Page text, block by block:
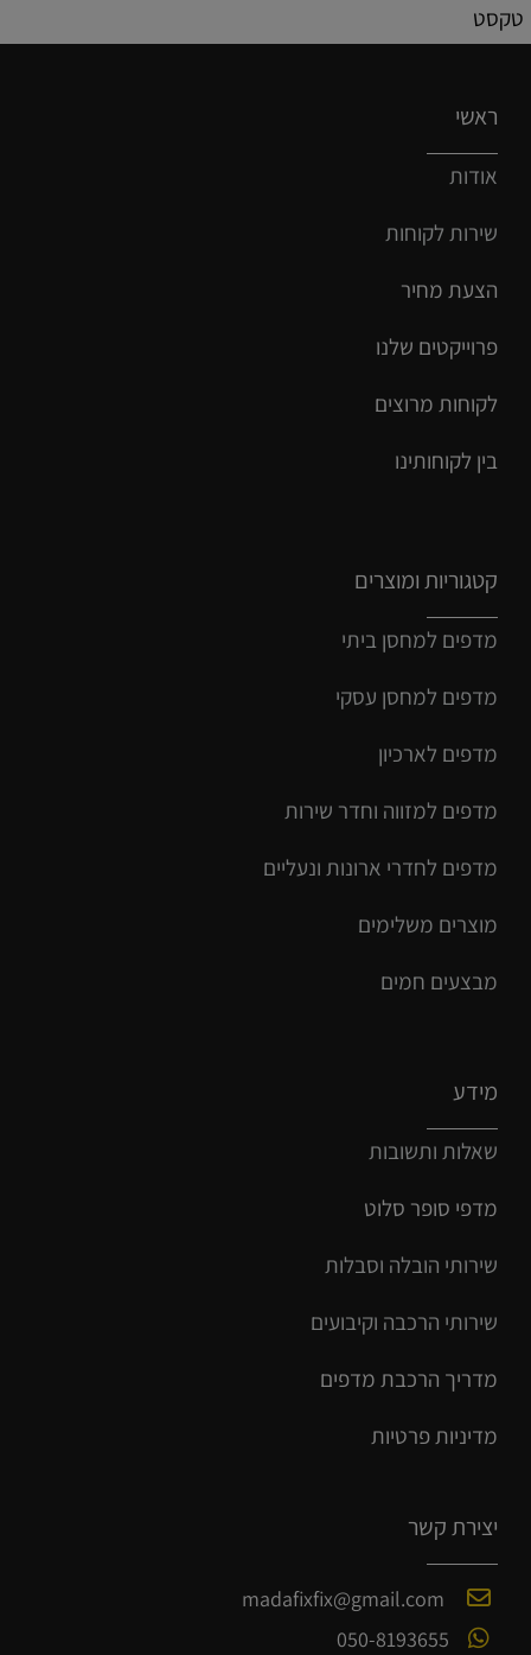
טקסט
ראשי
אודות
שירות לקוחות
הצעת מחיר
פרוייקטים שלנו
לקוחות מרוצים
בין לקוחותינו
קטגוריות ומוצרים
מדפים למחסן ביתי
מדפים למחסן עסקי
מדפים לארכיון
מדפים למזווה וחדר שירות
מדפים לחדרי ארונות ונעליים
מוצרים משלימים
מבצעים חמים
מידע
שאלות ותשובות
מדפי סופר סלוט
שירותי הובלה וסבלות
שירותי הרכבה וקיבועים
מדריך הרכבת מדפים
מדיניות פרטיות
יצירת קשר
madafixfix@gmail.com
050-8193655